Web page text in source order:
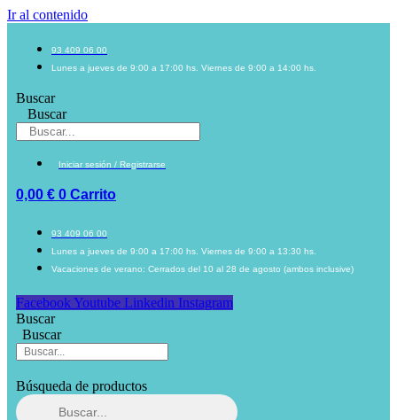
Ir al contenido
93 409 06 00
Lunes a jueves de 9:00 a 17:00 hs. Viernes de 9:00 a 14:00 hs.
Buscar
Buscar
Iniciar sesión / Registrarse
0,00 € 0 Carrito
93 409 06 00
Lunes a jueves de 9:00 a 17:00 hs. Viernes de 9:00 a 13:30 hs.
Vacaciones de verano: Cerrados del 10 al 28 de agosto (ambos inclusive)
Facebook Youtube Linkedin Instagram
Buscar
Buscar
Búsqueda de productos